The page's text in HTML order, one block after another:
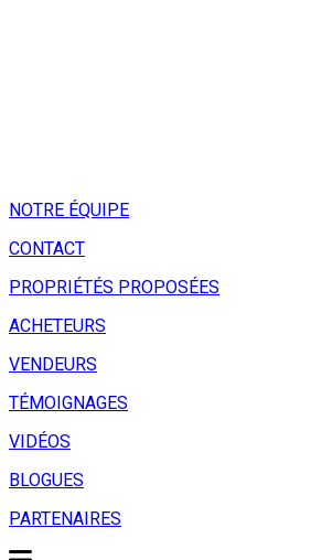
NOTRE ÉQUIPE
CONTACT
PROPRIÉTÉS PROPOSÉES
ACHETEURS
VENDEURS
TÉMOIGNAGES
VIDÉOS
BLOGUES
PARTENAIRES